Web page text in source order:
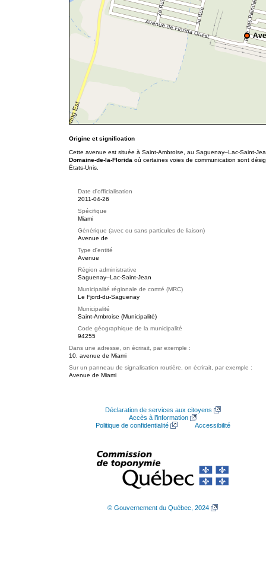
Origine et signification
Cette avenue est située à Saint-Ambroise, au Saguenay–Lac-Saint-
Domaine-de-la-Florida où certaines voies de communication sont
États-Unis.
Date d'officialisation
2011-04-26
Spécifique
Miami
Générique (avec ou sans particules de liaison)
Avenue de
Type d'entité
Avenue
Région administrative
Saguenay–Lac-Saint-Jean
Municipalité régionale de comté (MRC)
Le Fjord-du-Saguenay
Municipalité
Saint-Ambroise (Municipalité)
Code géographique de la municipalité
94255
Dans une adresse, on écrirait, par exemple :
10, avenue de Miami
Sur un panneau de signalisation routière, on écrirait, par exemple :
Avenue de Miami
Déclaration de services aux citoyens
Accès à l’information
Politique de confidentialité
Accessibilité
© Gouvernement du Québec, 2024